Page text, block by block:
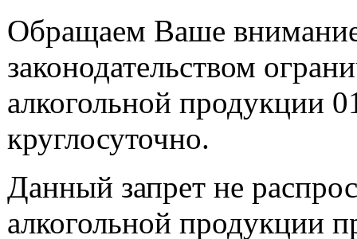
Обращаем Ваше
законодательством
алкогольной продукции
круглосуточно.
Данный запрет не
алкогольной продукции